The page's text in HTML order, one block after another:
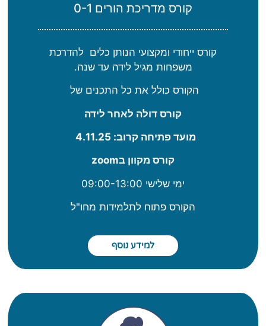
קורס מדריכת הורים 0-1
קורס ייחודי ומקצועי הנותן כלים להדרכת
משפחות מגיל לידה עד שנה.
הקורס כולל את כל התכנים של
קורס דולה לאחר לידה
מועד פתיחה קרוב: 4.11.25
קורס מקוון בzoom
ימי שלישי 09:00-13:00
הקורס פתוח לתלמידות מחו"ל
למידע נוסף